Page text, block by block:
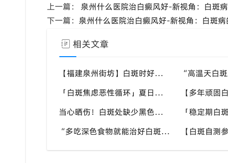
上一篇：
泉州什么医院治白癜风好-新视角：白斑病
下一篇： 泉州什么医院治白癜风好-新视角：白斑病
相关文章
【福建泉州街坊】白斑时好时坏反反复复，找不准诱因，泉州中科白癜风医院帮梳理夏季白斑波动各类诱因
「白斑焦虑恶性循环」夏日看见白斑变化就恐慌，负面情绪反加重病情，泉州中科白癜风医院呼吁放平心态应对
当心晒伤！白斑处缺少黑色素保护，晒伤后极易扩大，泉州中科白癜风医院教白癜风患者科学抵御日晒
“多吃深色食物就能治好白斑？” 认知存在偏差，泉州中科白癜风医院科普白癜风营养补充正确方式